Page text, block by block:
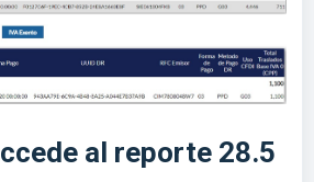
al reporte 28.5